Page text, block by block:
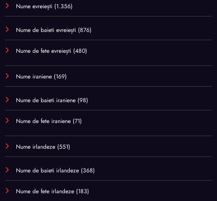
Nume evreiești (1.356)
Nume de baieti evreiești (876)
Nume de fete evreiești (480)
Nume iraniene (169)
Nume de baieti iraniene (98)
Nume de fete iraniene (71)
Nume irlandeze (551)
Nume de baieti irlandeze (368)
Nume de fete irlandeze (183)